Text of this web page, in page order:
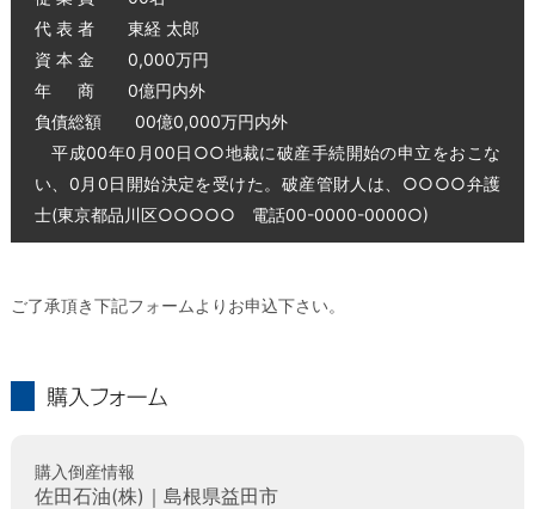
代 表 者 東経 太郎
資 本 金 0,000万円
年 商 0億円内外
負債総額 00億0,000万円内外
平成00年0月00日○○地裁に破産手続開始の申立をおこな
い、0月0日開始決定を受けた。破産管財人は、○○○○弁護
士(東京都品川区○○○○○ 電話00-0000-0000○)
ご了承頂き下記フォームよりお申込下さい。
購入倒産情報
佐田石油(株)｜島根県益田市